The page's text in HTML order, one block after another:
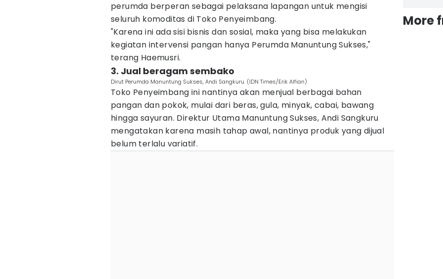
perumda berperan sebagai pelaksana lapangan untuk mengisi
seluruh komoditas di Toko Penyeimbang.
"Karena ini ada sisi bisnis dan sosial, maka yang bisa melakukan
kegiatan intervensi pangan hanya Perumda Manuntung Sukses,"
terang Haemusri.
3. Jual beragam sembako
Dirut Perumda Manuntung Sukses, Andi Sangkuru. (IDN Times/Erik Alfian)
Toko Penyeimbang ini nantinya akan menjual berbagai bahan
pangan dan pokok, mulai dari beras, gula, minyak, cabai, bawang
hingga sayuran. Direktur Utama Manuntung Sukses, Andi Sangkuru
mengatakan karena masih tahap awal, nantinya produk yang dijual
belum terlalu variatif.
More